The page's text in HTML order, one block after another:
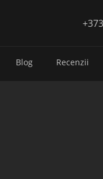
Blog Recenzii